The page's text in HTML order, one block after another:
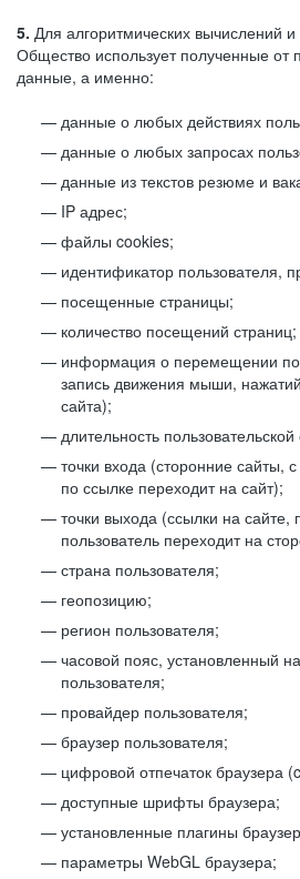
5. Для алгоритмических вычислений
Общество использует полученные от
данные, а именно:
данные о любых действиях
данные о любых запросах
данные из текстов резюме и
IP адрес;
файлы cookies;
идентификатор пользователя,
посещенные страницы;
количество посещений страниц;
информация о перемещении по
запись движения мыши,
сайта);
длительность пользовательской
точки входа (сторонние сайты,
по ссылке переходит на сайт);
точки выхода (ссылки на сайте,
пользователь переходит на
страна пользователя;
геопозицию;
регион пользователя;
часовой пояс, установленный
пользователя;
провайдер пользователя;
браузер пользователя;
цифровой отпечаток браузера
доступные шрифты браузера;
установленные плагины
параметры WebGL браузера;